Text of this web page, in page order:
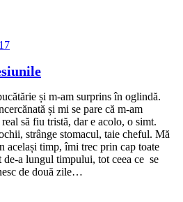
și m-am surprins în oglindă.
și mi se pare că m-am
să fiu tristă, dar e acolo, o simt.
strânge stomacul, taie cheful. Mă
același timp, îmi trec prin cap toate
de-a lungul timpului, tot ceea ce se
de două zile…